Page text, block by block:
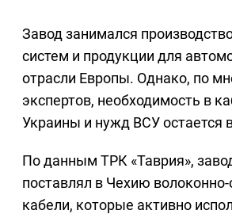
Завод занимался
систем и продукции для
отрасли Европы. Однако, по
экспертов, необходимость в
Украины и нужд ВСУ остается
По данным ТРК «Таврия»,
поставлял в Чехию волоконно-
кабели, которые активно